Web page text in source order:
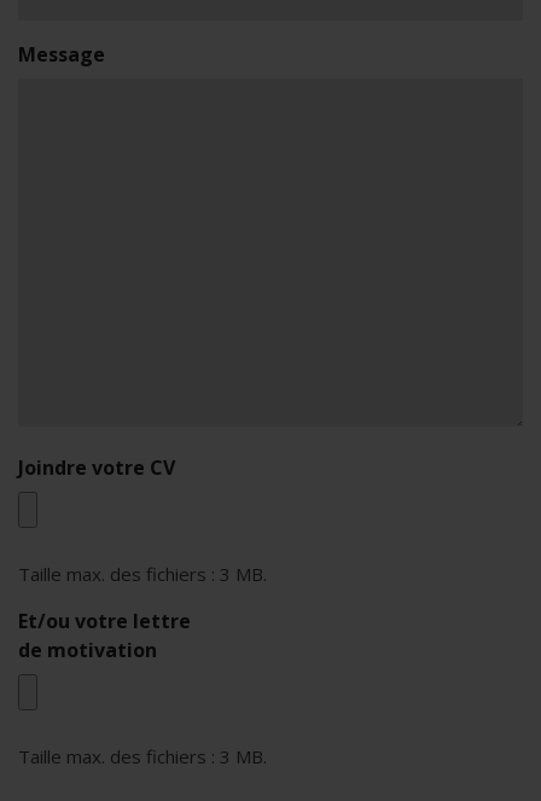
Message
Joindre votre CV
Taille max. des fichiers : 3 MB.
Et/ou votre lettre
de motivation
Taille max. des fichiers : 3 MB.